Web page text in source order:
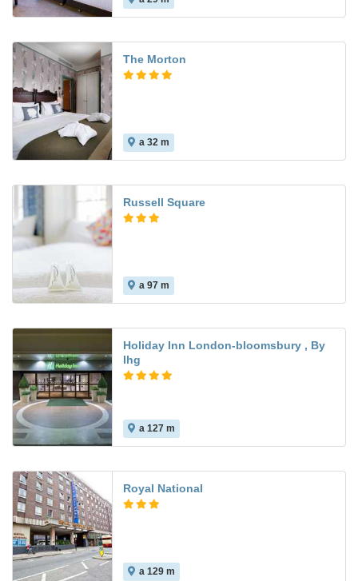
The Morton
a 32 m
Russell Square
a 97 m
Holiday Inn London-bloomsbury , By
Ihg
a 127 m
Royal National
a 129 m